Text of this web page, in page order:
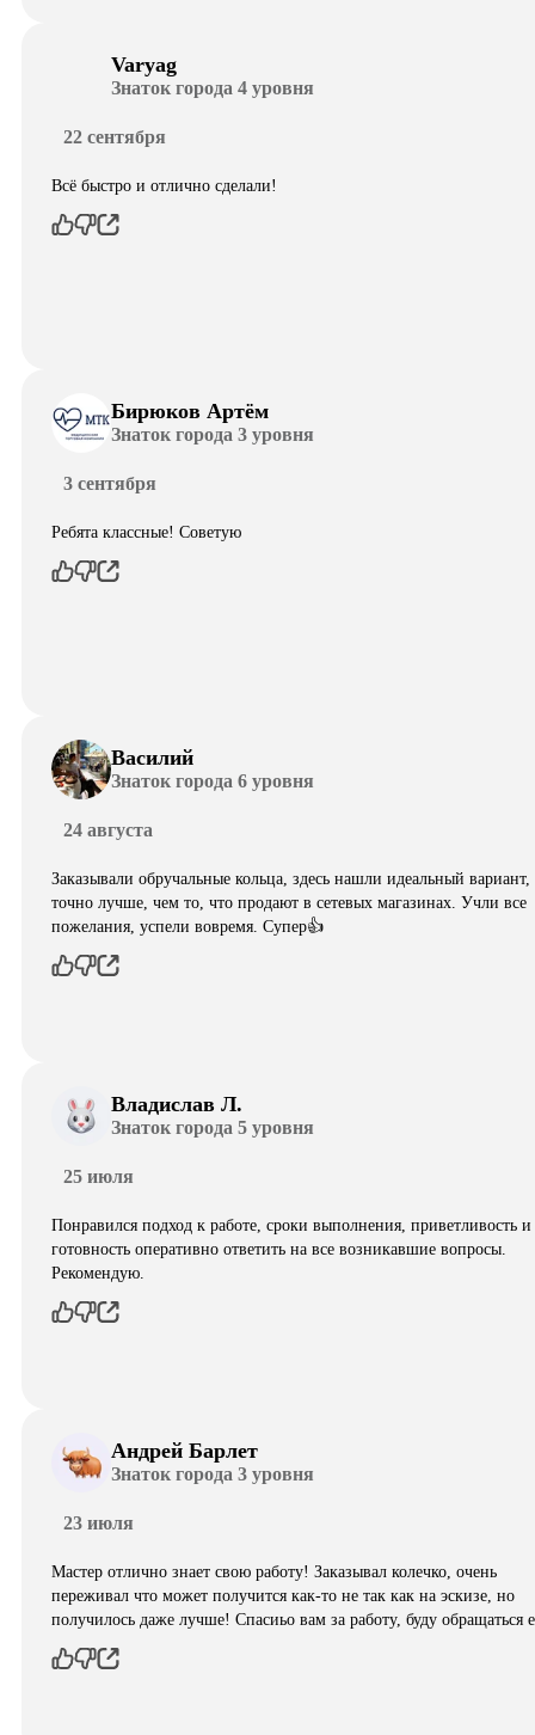
Varyag
Знаток города 4 уровня
22 сентября
Всё быстро и отлично сделали!
Бирюков Артём
Знаток города 3 уровня
3 сентября
Ребята классные! Советую
Василий
Знаток города 6 уровня
24 августа
Заказывали обручальные кольца, здесь нашли идеальный вариант,
точно лучше, чем то, что продают в сетевых магазинах. Учли все
пожелания, успели вовремя. Супер👍
Владислав Л.
Знаток города 5 уровня
25 июля
Понравился подход к работе, сроки выполнения, приветливость и
готовность оперативно ответить на все возникавшие вопросы.
Рекомендую.
Андрей Барлет
Знаток города 3 уровня
23 июля
Мастер отлично знает свою работу! Заказывал колечко, очень
переживал что может получится как-то не так как на эскизе, но
получилось даже лучше! Спасиьо вам за работу, буду обращаться